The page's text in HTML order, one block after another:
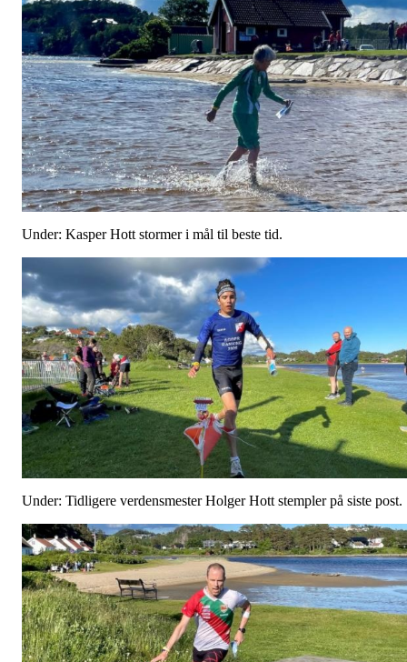
Under: Kasper Hott stormer i mål til beste tid.
Under: Tidligere verdensmester Holger Hott stempler på siste post.